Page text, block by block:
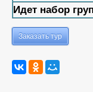
Идет набор
Заказать тур